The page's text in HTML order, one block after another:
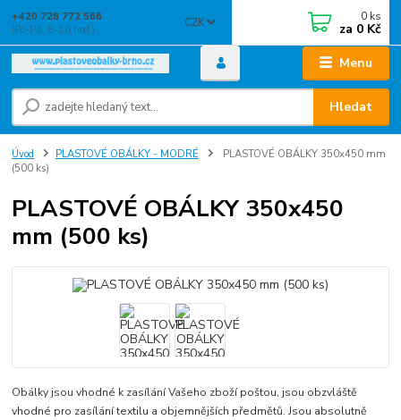
Menu
CZK
Hledat
+420 728 772 566
(Po-Pá, 8-16 hod.)
0 ks
za 0 Kč
Úvod PLASTOVÉ OBÁLKY - MODRÉ
PLASTOVÉ OBÁLKY 350x450 mm
(500 ks)
PLASTOVÉ OBÁLKY 350x450
mm (500 ks)
Obálky jsou vhodné k zasílání Vašeho zboží poštou, jsou obzvláště
vhodné pro zasílání textilu a objemnějších předmětů. Jsou absolutně